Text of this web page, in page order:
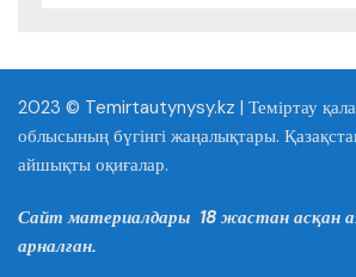
2023 © Temirtautynysy.kz | Теміртау
облысының бүгінгі жаңалықтары.
айшықты оқиғалар.
Сайт материалдары 18 жастан асқан
арналған.